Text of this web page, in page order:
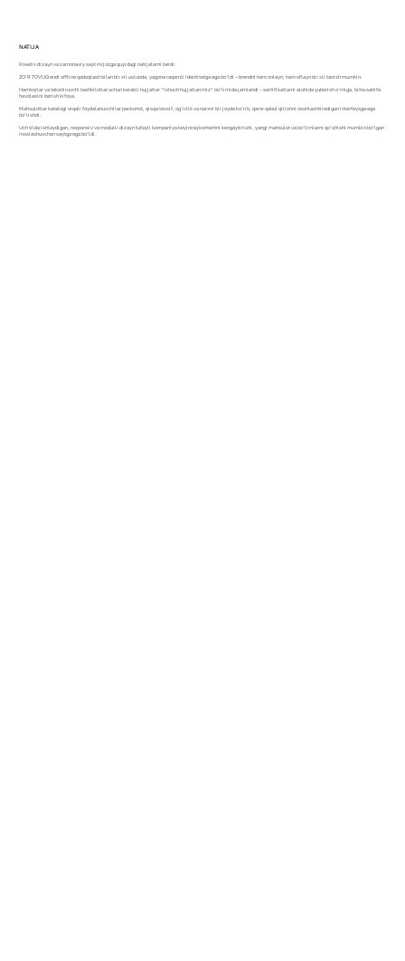
NATIJA
Kreativ dizayn va zamonaviy sayt mijozga quyidagi natijalarni berdi:
ZO’R TOVUQ endi offline qadoqlash bilan bir xil uslubda, yagona raqamli identitetga ega bo‘ldi – brendni ham onlayn, ham oflayn bir xil tanish mumkin.
Hamkorlar va tekshiruvchi tashkilotlar uchun kerakli hujjatlar “Ishoch hujjatlarimiz” bo‘limida jamlandi – sertifikatlarni alohida yuborish o‘rniga, bitta sahifa
havolasini berish kifoya.
Mahsulotlar katalogi orqali foydalanuvchilar packshot, qisqa tavsif, og‘irlik va narxni bir joyda ko‘rib, qaror qabul qilishni osonlashtiradigan interfeysga ega
bo‘lishdi.
Uch tilda ishlaydigan, responsiv va modulli dizayn tufayli kompaniya keyinroq kontentni kengaytirishi, yangi mahsulot va bo‘limlarni qo‘shishi mumkin bo‘lgan
moslashuvchan saytga ega bo‘ldi.